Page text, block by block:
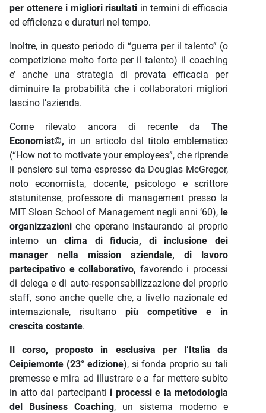
per ottenere i migliori risultati in termini di efficacia
ed efficienza e duraturi nel tempo.
Inoltre, in questo periodo di “guerra per il talento” (o
competizione molto forte per il talento) il coaching
e’ anche una strategia di provata efficacia per
diminuire la probabilità che i collaboratori migliori
lascino l’azienda.
Come rilevato ancora di recente da The
Economist©, in un articolo dal titolo emblematico
(“How not to motivate your employees”, che riprende
il pensiero sul tema espresso da Douglas McGregor,
noto economista, docente, psicologo e scrittore
statunitense, professore di management presso la
MIT Sloan School of Management negli anni ‘60), le
organizzazioniche operano instaurando al proprio
interno un clima di fiducia, di inclusione dei
manager nella mission aziendale, di lavoro
partecipativo e collaborativo, favorendo i processi
di delega e di auto-responsabilizzazione del proprio
staff, sono anche quelle che, a livello nazionale ed
internazionale, risultano più competitive e in
crescita costante.
Il corso, proposto in esclusiva per l’Italia da
Ceipiemonte (23° edizione), si fonda proprio su tali
premesse e mira ad illustrare e a far mettere subito
in atto dai partecipanti i processi e la metodologia
del Business Coaching, un sistema moderno e